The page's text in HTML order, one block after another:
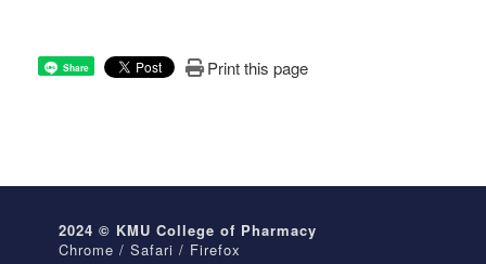
Share Print this page
2024 © KMU College of Pharmacy
Chrome / Safari / Firefox